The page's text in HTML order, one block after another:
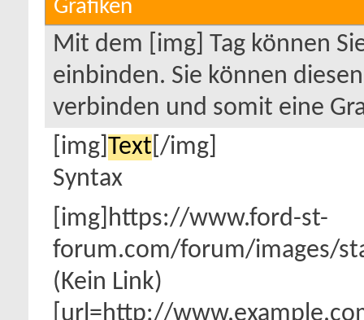
Grafiken
Mit dem [img] Tag können
einbinden. Sie können
verbinden und somit eine
[img] Text [/img]
Syntax
[img]https://www.ford-st-
forum.com/forum/images/
(Kein Link)
[url=http://